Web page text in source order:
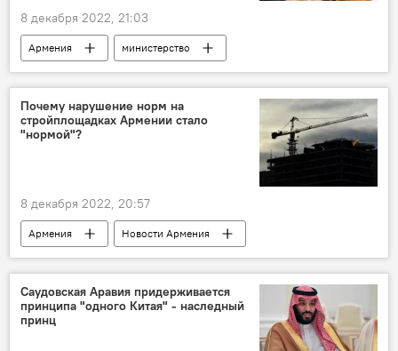
8 декабря 2022, 21:03
Армения
министерство
Экономика
Новости Армения
Почему нарушение норм на
стройплощадках Армении стало
"нормой"?
8 декабря 2022, 20:57
Армения
Новости Армения
стройплощадка
наказание
строительство
Общество
интервью
Саудовская Аравия придерживается
принципа "одного Китая" - наследный
принц